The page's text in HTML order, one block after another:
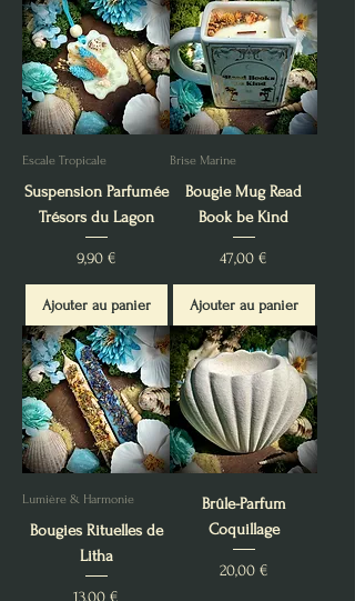
Escale Tropicale
Suspension Parfumée
Trésors du Lagon
Prix
9,90 €
Ajouter au panier
Brise Marine
Bougie Mug Read
Book be Kind
Prix
47,00 €
Ajouter au panier
Lumière & Harmonie
Bougies Rituelles de
Litha
Prix
13,00 €
Brûle-Parfum
Coquillage
Prix
20,00 €